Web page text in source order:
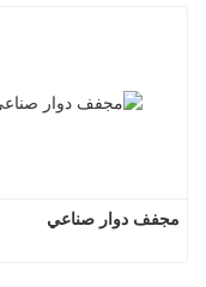
مجفف دوار صناعي